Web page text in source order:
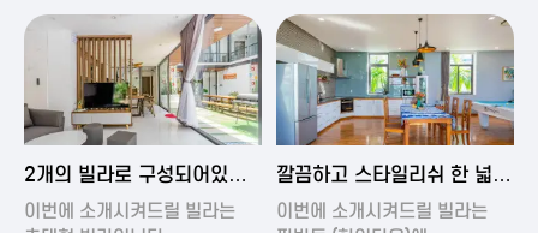
2024-11-19 00:54
2개의 빌라로 구성되어있는
대형 풀빌…
이번에 소개시켜드릴 빌라는
2024-11-19 01:27
깔끔하고 스타일리쉬 한 넓은
풀빌라
이번에 소개시켜드릴 빌라는